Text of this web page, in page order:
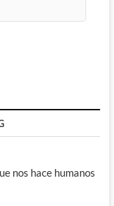
nos hace humanos